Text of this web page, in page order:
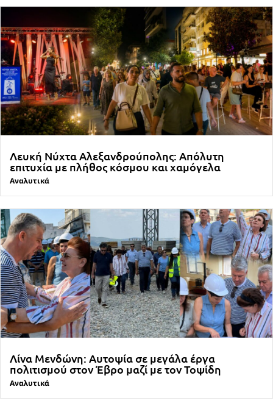
Λευκή Νύχτα Αλεξανδρούπολης: Απόλυτη
επιτυχία με πλήθος κόσμου και χαμόγελα
Αναλυτικά
Λίνα Μενδώνη: Αυτοψία σε μεγάλα έργα
πολιτισμού στον Έβρο μαζί με τον Τοψίδη
Αναλυτικά